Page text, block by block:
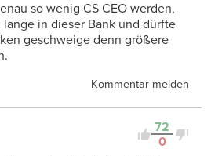
so wenig CS CEO werden,
in dieser Bank und dürfte
geschweige denn größere
Kommentar melden
72
0